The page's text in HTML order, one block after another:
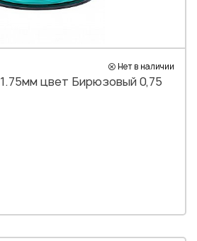
Нет в наличии
1.75мм цвет Бирюзовый 0,75